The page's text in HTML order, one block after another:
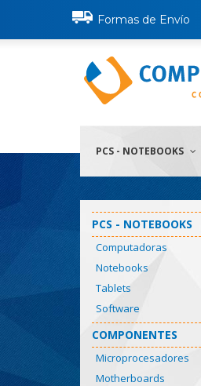
Formas de Envío
PCS - NOTEBOOKS
PCS - NOTEBOOKS
Computadoras
Notebooks
Tablets
Software
COMPONENTES
Microprocesadores
Motherboards